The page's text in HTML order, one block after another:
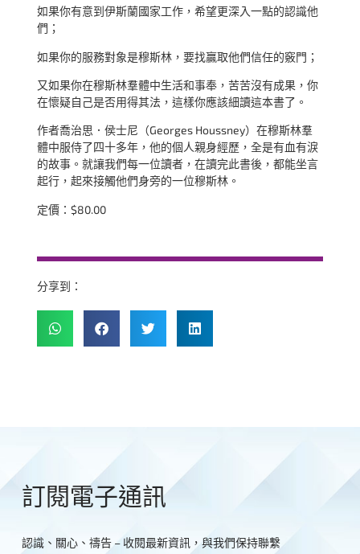
如果你有意到伊斯蘭國家工作，希望更深入一點的認識他
們；
如果你的服務對象是穆斯林，要找贏取他們信任的竅門；
又如果你在穆斯林羣體中生活和事奉，苦苦沒有成果，你
在懷疑自己是否用得其法，這樣你應該細讀這本書了。
作者喬治思．侯士尼（Georges Houssney）在穆斯林羣
體中服侍了四十多年，他的個人親身經歷，全是有血有淚
的故事。就讓我們每一位讀者，在讀完此書後，都能坐言
起行，起來接觸他們身旁的一位穆斯林。
定價：$80.00
分享到：
訂閱電子通訊
認識、關心、禱告 – 收閱最新資訊，與我們保持聯繫